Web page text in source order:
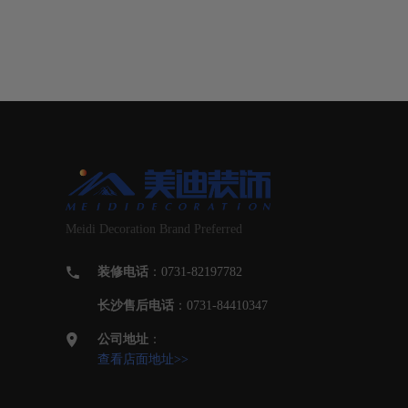
Meidi Decoration Brand Preferred
装修电话 ：0731-82197782
长沙售后电话 ：0731-84410347
公司地址 ：
查看店面地址>>